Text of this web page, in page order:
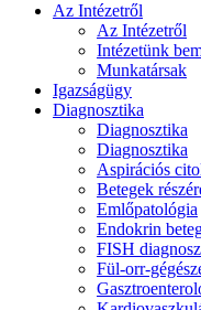
Az Intézetről
Az Intézetről
Intézetünk
Munkatársak
Igazságügy
Diagnosztika
Diagnosztika
Diagnosztika
Aspirációs
Betegek
Emlőpatológia
Endokrin
FISH
Fül-orr-